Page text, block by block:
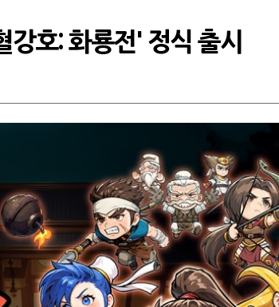
호: 화룡전' 정식 출시